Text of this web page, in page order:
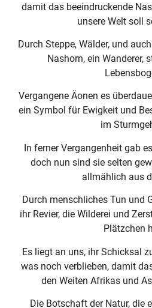
damit das beeindruckende
unsere Welt soll
Durch Steppe, Wälder, und
Nashorn, ein Wanderer,
Vergangene Äonen es
ein Symbol für Ewigkeit und
im
In ferner Vergangenheit gab
doch nun sind sie selten
allmählich aus
Durch menschliches Tun und
ihr Revier, die Wilderei und
Plätzchen
Es liegt an uns, ihr Schicksal
was noch verblieben, damit
den Weiten Afrikas und
Die Botschaft der Natur, die